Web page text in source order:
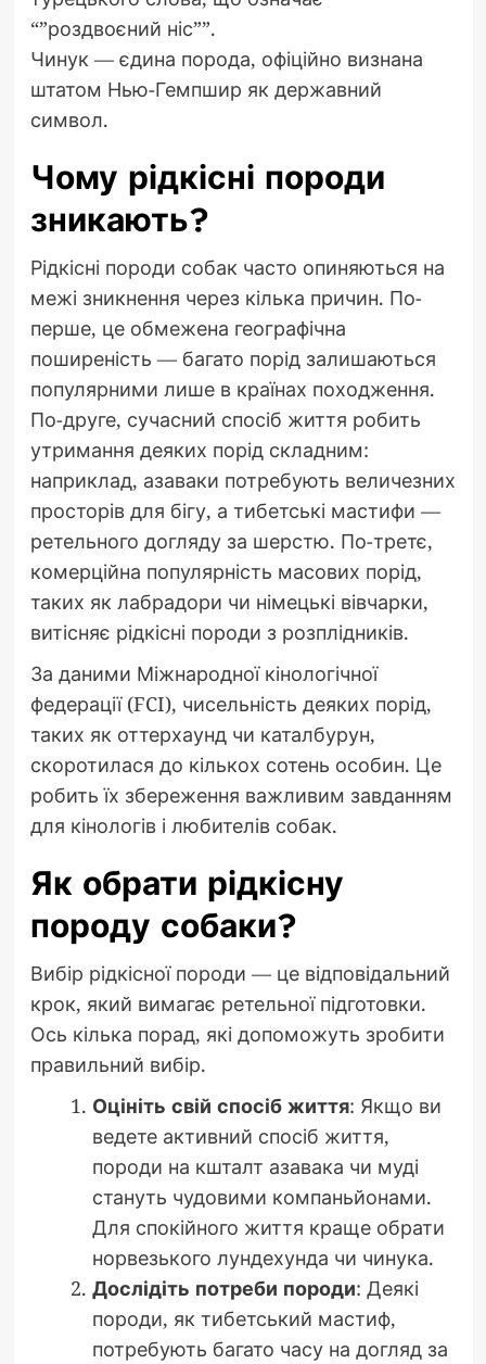
“”роздвоєний ніс””.
Чинук — єдина порода, офіційно визнана
штатом Нью-Гемпшир як державний
символ.
Чому рідкісні породи
зникають?
Рідкісні породи собак часто опиняються на
межі зникнення через кілька причин. По-
перше, це обмежена географічна
поширеність — багато порід залишаються
популярними лише в країнах походження.
По-друге, сучасний спосіб життя робить
утримання деяких порід складним:
наприклад, азаваки потребують величезних
просторів для бігу, а тибетські мастифи —
ретельного догляду за шерстю. По-третє,
комерційна популярність масових порід,
таких як лабрадори чи німецькі вівчарки,
витісняє рідкісні породи з розплідників.
За даними Міжнародної кінологічної
федерації (FCI), чисельність деяких порід,
таких як оттерхаунд чи каталбурун,
скоротилася до кількох сотень особин. Це
робить їх збереження важливим завданням
для кінологів і любителів собак.
Як обрати рідкісну
породу собаки?
Вибір рідкісної породи — це відповідальний
крок, який вимагає ретельної підготовки.
Ось кілька порад, які допоможуть зробити
правильний вибір.
Оцініть свій спосіб життя: Якщо ви
ведете активний спосіб життя,
породи на кшталт азавака чи муді
стануть чудовими компаньйонами.
Для спокійного життя краще обрати
норвезького лундехунда чи чинука.
Дослідіть потреби породи: Деякі
породи, як тибетський мастиф,
потребують багато часу на догляд за